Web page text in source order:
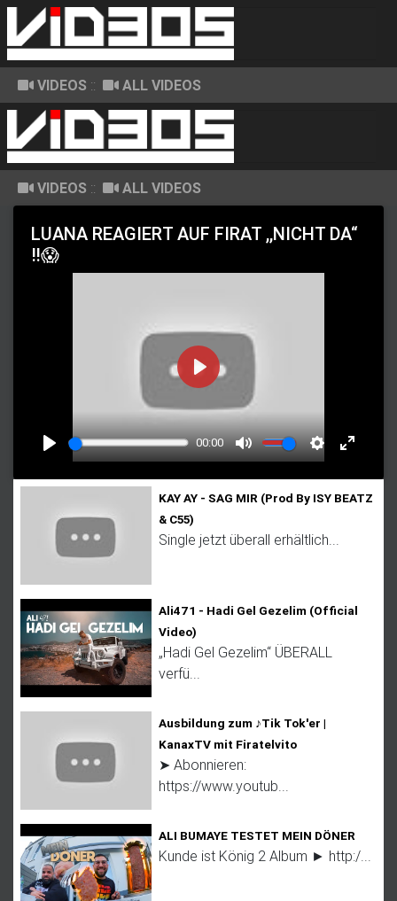
VIDEOS :: ALL VIDEOS
VIDEOS :: ALL VIDEOS
LUANA REAGIERT AUF FIRAT ,,NICHT DA“
‼️😱
l
y
00:00
M
e
S
t
g
u
P
l
a
y
KAY AY - SAG MIR (Prod By ISY BEATZ
& C55)
Single jetzt überall erhältlich...
Ali471 - Hadi Gel Gezelim (Official
Video)
„Hadi Gel Gezelim“ ÜBERALL
verfü...
Ausbildung zum ♪Tik Tok'er |
KanaxTV mit Firatelvito
➤ Abonnieren:
https://www.youtub...
ALI BUMAYE TESTET MEIN DÖNER
Kunde ist König 2 Album ► http:/...